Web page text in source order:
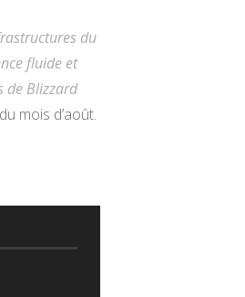
du
fluide et
de Blizzard
mois d’août.